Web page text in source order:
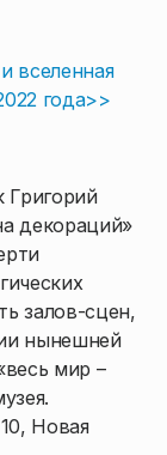
вселенная
года>>
Григорий
декораций»
залов-сцен,
нынешней
мир –
Новая